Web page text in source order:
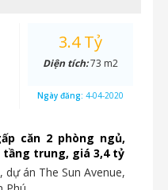
căn 2 phòng ngủ,
tầng trung, giá 3,4 tỷ
án The Sun Avenue,
3.4 Tỷ
Diện tích:73 m2
Ngày đăng: 4-04-2020